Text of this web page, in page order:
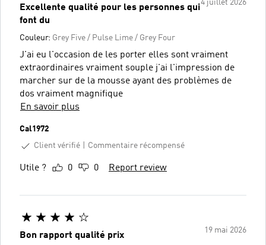
4 juillet 2026
Excellente qualité pour les personnes qui
font du
Couleur: Grey Five / Pulse Lime / Grey Four
J'ai eu l'occasion de les porter elles sont vraiment
extraordinaires vraiment souple j'ai l'impression de
marcher sur de la mousse ayant des problèmes de
dos vraiment magnifique
En savoir plus
Cal1972
Client vérifié
Commentaire récompensé
Utile ? 0 0 Report review
19 mai 2026
Bon rapport qualité prix